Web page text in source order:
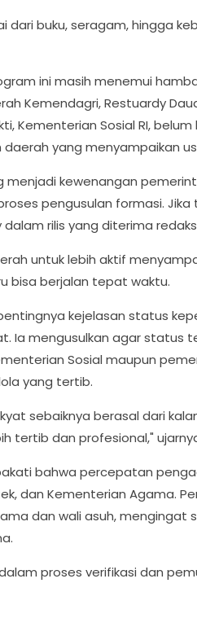
dari buku, seragam, hingga
ini masih menemui
Kemendagri, Restuardy
Kementerian Sosial RI,
daerah yang menyampaikan
menjadi kewenangan
pengusulan formasi.
rilis yang diterima
untuk lebih aktif
bisa berjalan tepat waktu.
kejelasan status
Ia mengusulkan agar status
Sosial maupun
yang tertib.
sebaiknya berasal dari
tertib dan profesional,"
bahwa percepatan
dan Kementerian Agama.
dan wali asuh, mengingat
dalam proses verifikasi dan